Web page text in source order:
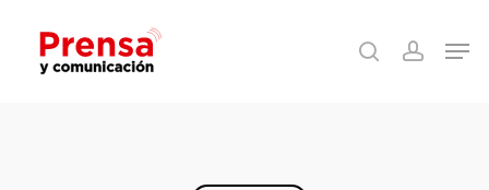
main
search